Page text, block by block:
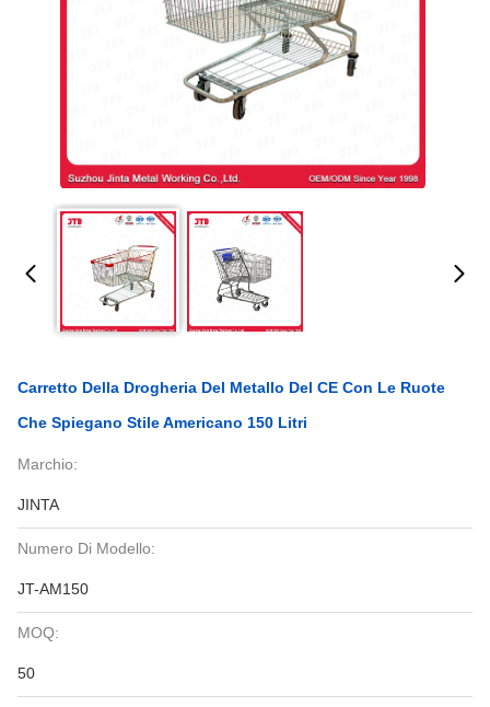
Carretto Della Drogheria Del Metallo Del CE Con Le Ruote
Che Spiegano Stile Americano 150 Litri
Marchio:
JINTA
Numero Di Modello:
JT-AM150
MOQ:
50